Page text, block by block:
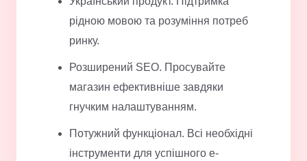
рідною мовою та розуміння потреб
ринку.
Розширений SEO. Просувайте
магазин ефективніше завдяки
гнучким налаштуванням.
Потужний функціонал. Всі необхідні
інструменти для успішного e-